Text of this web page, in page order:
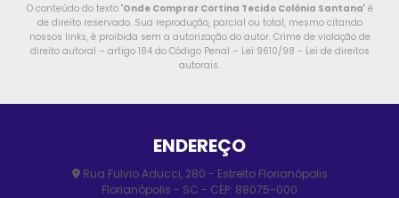
O conteúdo do texto "Onde Comprar Cortina Tecido Colônia Santana" é
de direito reservado. Sua reprodução, parcial ou total, mesmo citando
nossos links, é proibida sem a autorização do autor. Crime de violação de
direito autoral – artigo 184 do Código Penal – Lei 9610/98 - Lei de direitos
autorais.
ENDEREÇO
Rua Fulvio Aducci, 280 - Estreito Florianópolis
Florianópolis - SC - CEP: 88075-000